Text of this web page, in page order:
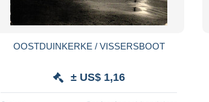
OOSTDUINKERKE / VISSERSBOOT
± US$ 1,16